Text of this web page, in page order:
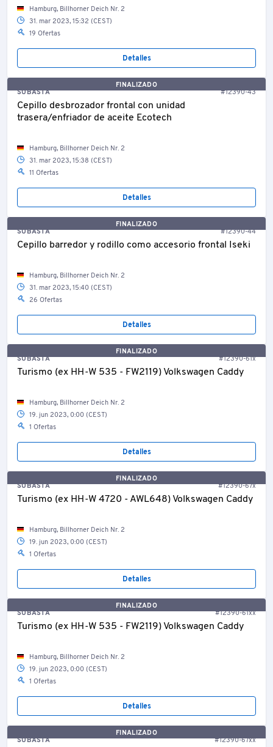
Hamburg, Billhorner Deich Nr. 2
31. mar 2023, 15:32 (CEST)
19 Ofertas
Detalles
FINALIZADO
SUBASTA
#12390-43
Cepillo desbrozador frontal con unidad
trasera/enfriador de aceite Ecotech
Hamburg, Billhorner Deich Nr. 2
31. mar 2023, 15:38 (CEST)
11 Ofertas
Detalles
FINALIZADO
SUBASTA
#12390-44
Cepillo barredor y rodillo como accesorio frontal Iseki
Hamburg, Billhorner Deich Nr. 2
31. mar 2023, 15:40 (CEST)
26 Ofertas
Detalles
FINALIZADO
SUBASTA
#12390-61x
Turismo (ex HH-W 535 - FW2119) Volkswagen Caddy
Hamburg, Billhorner Deich Nr. 2
19. jun 2023, 0:00 (CEST)
1 Ofertas
Detalles
FINALIZADO
SUBASTA
#12390-67x
Turismo (ex HH-W 4720 - AWL648) Volkswagen Caddy
Hamburg, Billhorner Deich Nr. 2
19. jun 2023, 0:00 (CEST)
1 Ofertas
Detalles
FINALIZADO
SUBASTA
#12390-61xx
Turismo (ex HH-W 535 - FW2119) Volkswagen Caddy
Hamburg, Billhorner Deich Nr. 2
19. jun 2023, 0:00 (CEST)
1 Ofertas
Detalles
FINALIZADO
SUBASTA
#12390-67xx